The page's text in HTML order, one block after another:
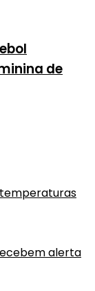
de
alerta